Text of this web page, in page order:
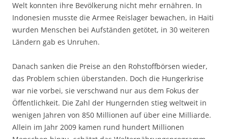
Welt konnten ihre Bevölkerung nicht mehr ernähren. In
Indonesien musste die Armee Reislager bewachen, in Haiti
wurden Menschen bei Aufständen getötet, in 30 weiteren
Ländern gab es Unruhen.
Danach sanken die Preise an den Rohstoffbörsen wieder,
das Problem schien überstanden. Doch die Hungerkrise
war nie vorbei, sie verschwand nur aus dem Fokus der
Öffentlichkeit. Die Zahl der Hungernden stieg weltweit in
wenigen Jahren von 850 Millionen auf über eine Milliarde.
Allein im Jahr 2009 kamen rund hundert Millionen